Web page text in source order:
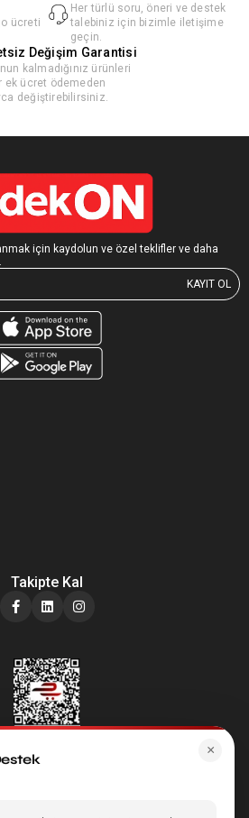
ücreti
Her türlü soru, öneri ve destek
talebiniz için bizimle iletişime
geçin.
Değişim Garantisi
kalmadığınız ürünleri
ek ücret ödemeden
değiştirebilirsiniz.
için kaydolun ve özel teklifler ve daha
KAYIT OL
Takipte Kal
×